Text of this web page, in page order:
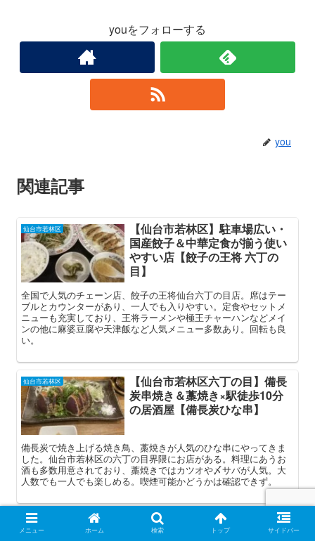
youをフォローする
you
関連記事
仙台市若林区
【仙台市若林区】駐車場広い・
国産餃子＆中華定食が揃う使い
やすい店【餃子の王将 六丁の
目】
全国で人気のチェーン店、餃子の王将仙台六丁の目店。席はテー
ブルとカウンターがあり、一人でも入りやすい。定食やセットメ
ニューも充実しており、王将ラーメンや極王チャーハンなどメイ
ンの他に麻婆豆腐や天津飯など人気メニュー多数あり。回転も良
い。
仙台市若林区
【仙台市若林区六丁の目】備長
炭串焼き＆藁焼き×駅徒歩10分
の居酒屋【備長炭ひな串】
備長炭で焼き上げる焼き鳥、藁焼きが人気のひな串にやってきま
した。仙台市若林区の六丁の目界隈にお店がある。料理にあうお
酒も多数用意されており、藁焼きではカツオや〆サバが人気。大
人数でも一人でも楽しめる。喫煙可能かどうかは確認できず。
仙台市若林区
【仙台】朝ラー対応・手揉み自
家製麺 × 魅力的なバリエーショ
メニュー ホーム 検索 トップ サイドバー